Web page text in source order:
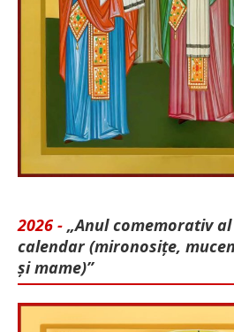
2026 - „Anul comemorativ
calendar (mironosițe,
și mame)”